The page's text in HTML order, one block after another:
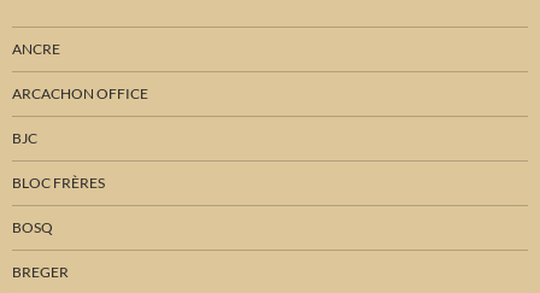
ANCRE
ARCACHON OFFICE
BJC
BLOC FRÈRES
BOSQ
BREGER